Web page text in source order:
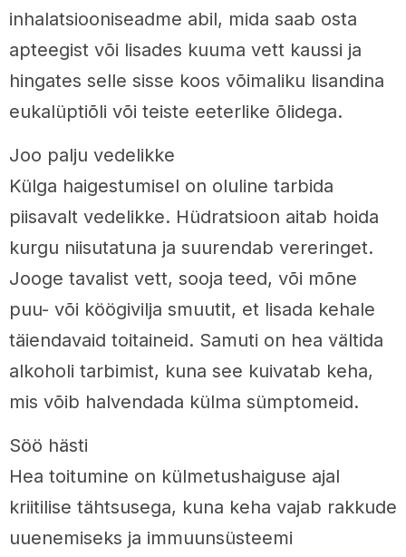
inhalatsiooniseadme abil, mida saab osta
apteegist või lisades kuuma vett kaussi ja
hingates selle sisse koos võimaliku lisandina
eukalüptiõli või teiste eeterlike õlidega.
Joo palju vedelikke
Külga haigestumisel on oluline tarbida
piisavalt vedelikke. Hüdratsioon aitab hoida
kurgu niisutatuna ja suurendab vereringet.
Jooge tavalist vett, sooja teed, või mõne
puu- või köögivilja smuutit, et lisada kehale
täiendavaid toitaineid. Samuti on hea vältida
alkoholi tarbimist, kuna see kuivatab keha,
mis võib halvendada külma sümptomeid.
Söö hästi
Hea toitumine on külmetushaiguse ajal
kriitilise tähtsusega, kuna keha vajab rakkude
uuenemiseks ja immuunsüsteemi